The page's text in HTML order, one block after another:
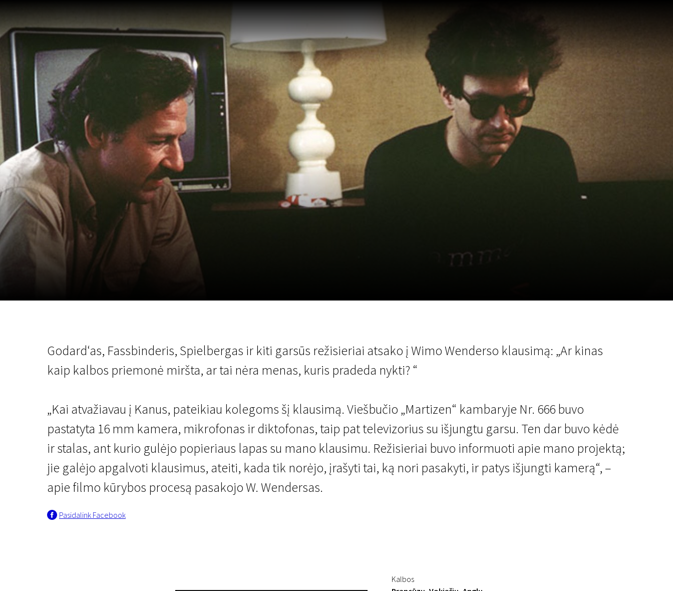
Godard‘as, Fassbinderis, Spielbergas ir kiti garsūs režisieriai atsako į Wimo Wenderso klausimą: „Ar kinas
kaip kalbos priemonė miršta, ar tai nėra menas, kuris pradeda nykti? “
„Kai atvažiavau į Kanus, pateikiau kolegoms šį klausimą. Viešbučio „Martizen“ kambaryje Nr. 666 buvo
pastatyta 16 mm kamera, mikrofonas ir diktofonas, taip pat televizorius su išjungtu garsu. Ten dar buvo kėdė
ir stalas, ant kurio gulėjo popieriaus lapas su mano klausimu. Režisieriai buvo informuoti apie mano projektą;
jie galėjo apgalvoti klausimus, ateiti, kada tik norėjo, įrašyti tai, ką nori pasakyti, ir patys išjungti kamerą“, –
apie filmo kūrybos procesą pasakojo W. Wendersas.
Pasidalink Facebook
Kalbos